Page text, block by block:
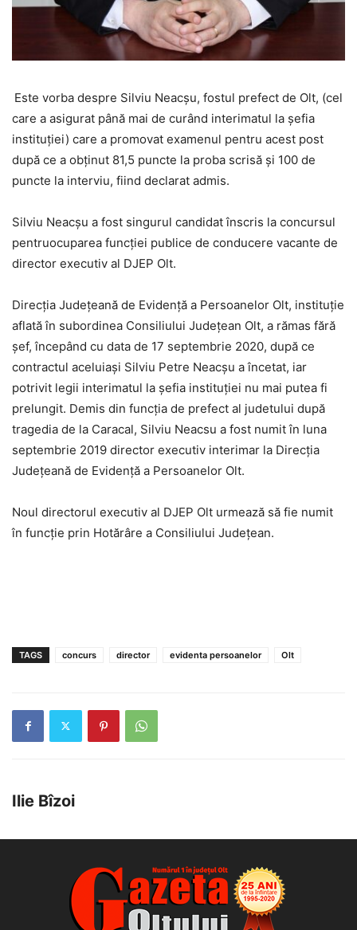
Este vorba despre Silviu Neacșu, fostul prefect de Olt, (cel
care a asigurat până mai de curând interimatul la șefia
instituției) care a promovat examenul pentru acest post
după ce a obținut 81,5 puncte la proba scrisă şi 100 de
puncte la interviu, fiind declarat admis.
Silviu Neacșu a fost singurul candidat înscris la concursul
pentruocuparea funcţiei publice de conducere vacante de
director executiv al DJEP Olt.
Direcția Județeană de Evidență a Persoanelor Olt, instituţie
aflată în subordinea Consiliului Judeţean Olt, a rămas fără
șef, începând cu data de 17 septembrie 2020, după ce
contractul aceluiași Silviu Petre Neacșu a încetat, iar
potrivit legii interimatul la şefia instituţiei nu mai putea fi
prelungit. Demis din funcția de prefect al judetului după
tragedia de la Caracal, Silviu Neacsu a fost numit în luna
septembrie 2019 director executiv interimar la Direcția
Județeană de Evidență a Persoanelor Olt.
Noul directorul executiv al DJEP Olt urmează să fie numit
în funcție prin Hotărâre a Consiliului Județean.
TAGS concurs director evidenta persoanelor Olt
Ilie Bîzoi